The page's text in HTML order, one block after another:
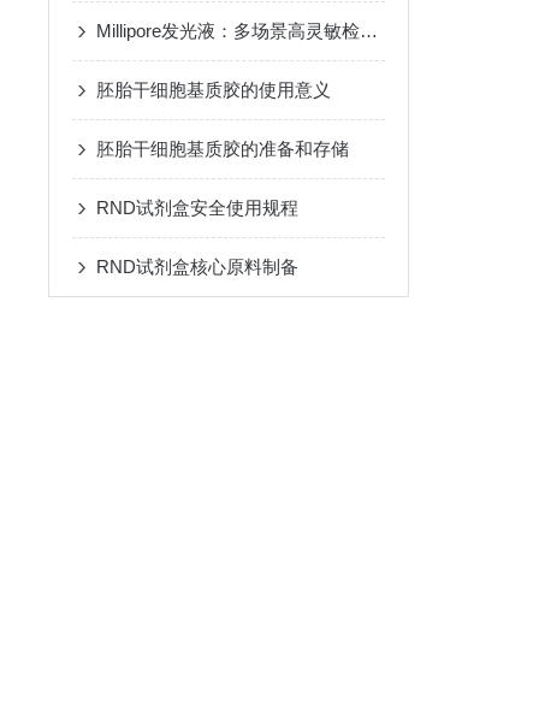
Millipore发光液：多场景高灵敏检测的核心试剂支撑
胚胎干细胞基质胶的使用意义
胚胎干细胞基质胶的准备和存储
RND试剂盒安全使用规程
RND试剂盒核心原料制备